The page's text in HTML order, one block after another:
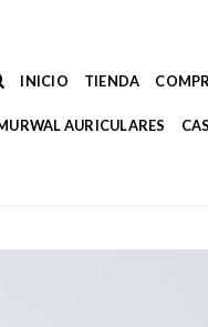
INICIO TIENDA
AURICULARES